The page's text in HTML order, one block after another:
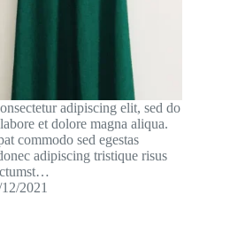
adipiscing elit, sed do
et dolore magna aliqua.
commodo sed egestas
adipiscing tristique risus
2021